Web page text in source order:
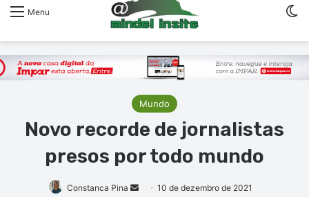
Menu
Mundo
Novo recorde de jornalistas
presos por todo mundo
Constanca Pina
Mande10 de dezembro de 2021